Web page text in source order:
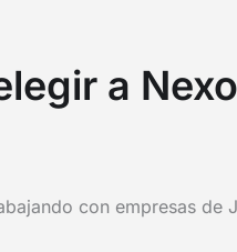
a
con empresas